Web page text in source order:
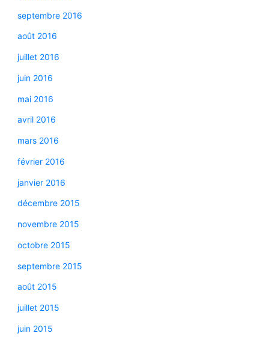
septembre 2016
août 2016
juillet 2016
juin 2016
mai 2016
avril 2016
mars 2016
février 2016
janvier 2016
décembre 2015
novembre 2015
octobre 2015
septembre 2015
août 2015
juillet 2015
juin 2015